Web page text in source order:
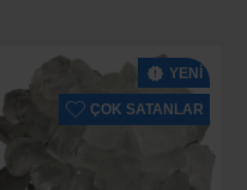
YENI
ÇOK SATANLAR